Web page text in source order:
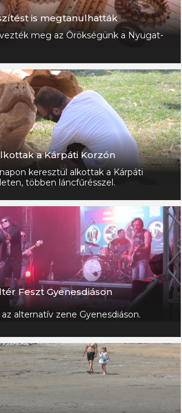
is megtanulhatták
meg az Örökségünk a Nyugat-
a Kárpáti Korzón
keresztül alkottak a Kárpáti
többen láncfűrésszel.
Feszt Gyenesdiáson
alternatív zene Gyenesdiáson.